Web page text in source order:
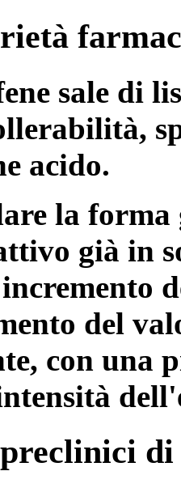
sale di
acido.
la forma
già in
del
con una
di